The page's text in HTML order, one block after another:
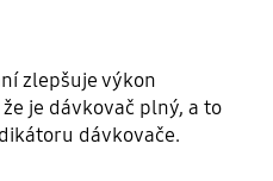
zlepšuje výkon
je dávkovač plný, a to
dávkovače.